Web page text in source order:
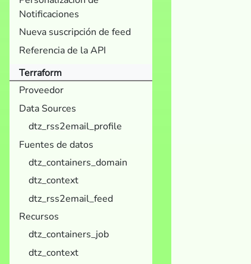
Notificaciones
Nueva suscripción de feed
Referencia de la API
Terraform
Proveedor
Data Sources
dtz_rss2email_profile
Fuentes de datos
dtz_containers_domain
dtz_context
dtz_rss2email_feed
Recursos
dtz_containers_job
dtz_context